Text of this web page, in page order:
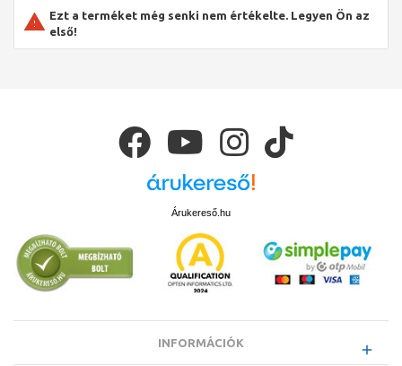
Ezt a terméket még senki nem értékelte. Legyen Ön az
első!
Árukereső.hu
INFORMÁCIÓK